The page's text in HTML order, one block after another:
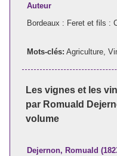
Auteur
Bordeaux : Feret et fils :
Mots-clés: Agriculture,
Les vignes et les
par Romuald
volume
Dejernon, Romuald